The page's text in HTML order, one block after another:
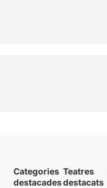
Categories
destacades
Teatres
destacats